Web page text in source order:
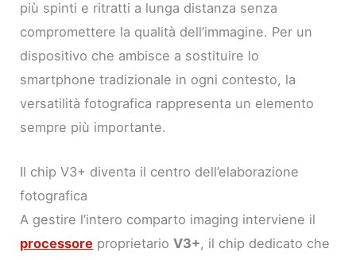
più spinti e ritratti a lunga distanza senza
compromettere la qualità dell’immagine. Per un
dispositivo che ambisce a sostituire lo
smartphone tradizionale in ogni contesto, la
versatilità fotografica rappresenta un elemento
sempre più importante.
Il chip V3+ diventa il centro dell’elaborazione
fotografica
A gestire l’intero comparto imaging interviene il
processore proprietarioV3+, il chip dedicato che